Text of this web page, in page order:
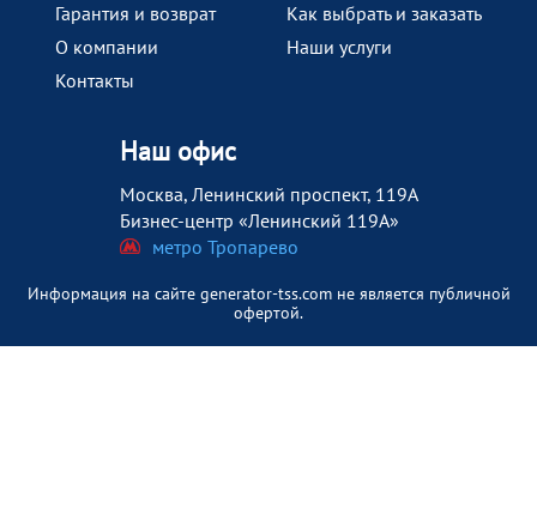
Гарантия и возврат
Как выбрать и заказать
О компании
Наши услуги
Контакты
Наш офис
Москва, Ленинский проспект, 119А
Бизнес-центр «Ленинский 119А»
метро Тропарево
Информация на сайте generator-tss.com не является публичной
офертой.